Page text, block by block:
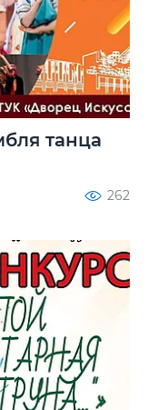
танца
262